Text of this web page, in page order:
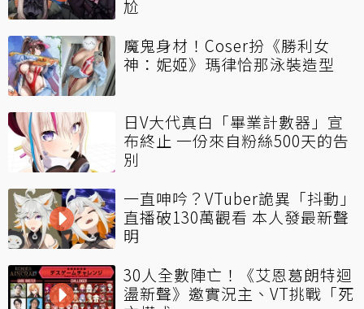
尬
魔鬼身材！Coser扮《勝利女
神：妮姬》瑪律恰那泳裝造型
日V大代真白「畢業計數器」宣
布終止 一份來自粉絲500天的告
別
一直呻吟？VTuber詭異「抖動」
直播破130萬觀看 本人發最新聲
明
30人全數陣亡！《艾恩葛朗特迴
盪新聲》邀實況主、VT挑戰「死